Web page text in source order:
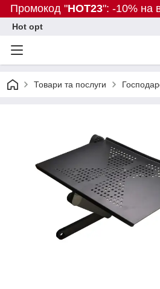
Промокод "HOT23": -10% на
Hot opt
Товари та послуги